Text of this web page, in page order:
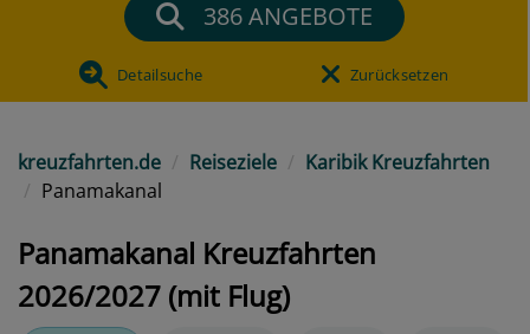
386ANGEBOTE
Detailsuche Zurücksetzen
kreuzfahrten.de Reiseziele
Karibik Kreuzfahrten
Panamakanal
Panamakanal Kreuzfahrten
2026/2027 (mit Flug)